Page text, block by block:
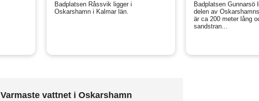
Badplatsen Råssvik ligger i
Oskarshamn i Kalmar län.
Badplatsen Gunnarsö
delen av
är ca 200 meter lång
sandstran...
Varmaste vattnet i Oskarshamn